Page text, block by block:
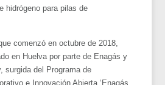
hidrógeno para pilas de
comenzó en octubre de 2018,
en Huelva por parte de Enagás y
surgida del Programa de
e Innovación Abierta ‘Enagás